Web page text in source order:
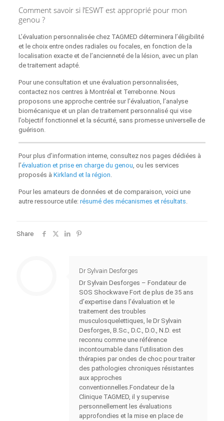
Comment savoir si l’ESWT est approprié pour mon
genou ?
L’évaluation personnalisée chez TAGMED déterminera l’éligibilité
et le choix entre ondes radiales ou focales, en fonction de la
localisation exacte et de l’ancienneté de la lésion, avec un plan
de traitement adapté.
Pour une consultation et une évaluation personnalisées,
contactez nos centres à Montréal et Terrebonne. Nous
proposons une approche centrée sur l’évaluation, l’analyse
biomécanique et un plan de traitement personnalisé qui vise
l’objectif fonctionnel et la sécurité, sans promesse universelle de
guérison.
Pour plus d’information interne, consultez nos pages dédiées à
l’évaluation et prise en charge du genou, ou les services
proposés à Kirkland et la région.
Pour les amateurs de données et de comparaison, voici une
autre ressource utile: résumé des mécanismes et résultats.
Share
Dr Sylvain Desforges
Dr Sylvain Desforges – Fondateur de
SOS Shockwave Fort de plus de 35 ans
d’expertise dans l’évaluation et le
traitement des troubles
musculosquelettiques, le Dr Sylvain
Desforges, B.Sc., D.C., D.O., N.D. est
reconnu comme une référence
incontournable dans l’utilisation des
thérapies par ondes de choc pour traiter
des pathologies chroniques résistantes
aux approches
conventionnelles.Fondateur de la
Clinique TAGMED, il y supervise
personnellement les évaluations
approfondies et la mise en place de